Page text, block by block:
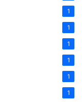
1
1
1
1
1
1